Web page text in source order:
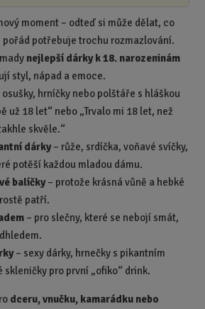
moment – odteď si může dělat, co
potřebuje trochu rozmazlování.
nejlepší dárky k 18. narozeninám
styl, nápad a emoce.
hrníčky nebo polštáře s hláškou
už 18 let“ nebo „Trvalo mi 18 let, než
skvěle.“
dárky– růže, srdíčka, voňavé svíčky,
potěší každou mladou dámu.
balíčky– protože krásná vůně a hebké
patří.
– pro slečny, které se nebojí smát,
– sexy dárky, hrnečky s pikantním
skleničky pro první „ofiko“ drink.
dceru, vnučku, kamarádku nebo